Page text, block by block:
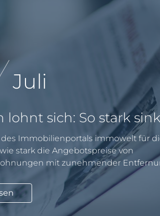
Juli
des Immobilienportals immowelt für
stark die Angebotspreise von
mit zunehmender